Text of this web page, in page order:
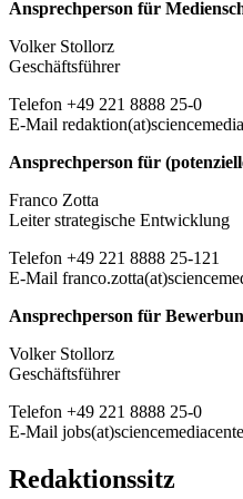
Ansprechperson für
Volker Stollorz
Geschäftsführer
Telefon +49 221 8888 25-0
E-Mail
Ansprechperson für
Franco Zotta
Leiter strategische Entwicklung
Telefon +49 221 8888 25-121
E-Mail
Ansprechperson für
Volker Stollorz
Geschäftsführer
Telefon +49 221 8888 25-0
E-Mail
Redaktionssitz